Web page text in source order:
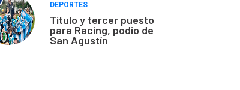
DEPORTES
Título y tercer puesto
para Racing, podio de
San Agustín